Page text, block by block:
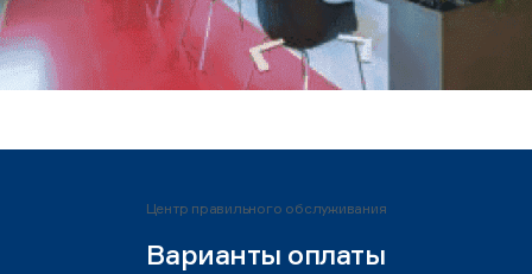
Центр правильного обслуживания
Варианты оплаты